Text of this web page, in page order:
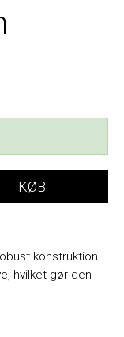
KØB
konstruktion
hvilket gør den